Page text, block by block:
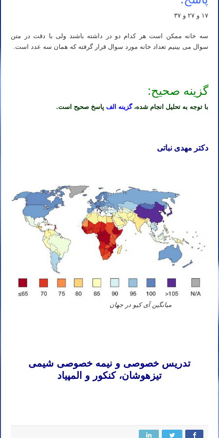
۱۷ و ۲۷ و ۳۷
سه خانه ممکن است هر کدام دو در داشته باشند ولی با دقت در متن
سوال می بینیم تعداد خانه مورد سوال قرار گرفته که همان سه عدد است.
گزینه صحیح:
با توجه به تحلیل انجام شده،گزینه الف پاسخ صحیح است.
دکتر مهدی نباتی
میانگین آی کیو در جهان
تدریس خصوصی و نیمه خصوصی شیمی
تیزهوشان، کنکور و المپیاد